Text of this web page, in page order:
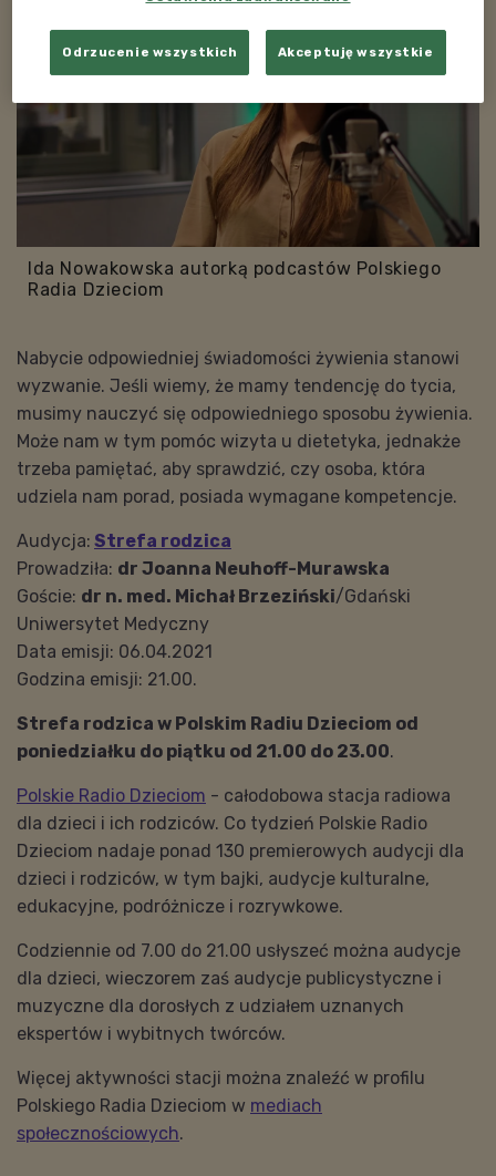
Ida Nowakowska autorką podcastów Polskiego
Radia Dzieciom
Nabycie odpowiedniej świadomości żywienia stanowi
wyzwanie. Jeśli wiemy, że mamy tendencję do tycia,
musimy nauczyć się odpowiedniego sposobu żywienia.
Może nam w tym pomóc wizyta u dietetyka, jednakże
trzeba pamiętać, aby sprawdzić, czy osoba, która
udziela nam porad, posiada wymagane kompetencje.
Audycja: Strefa rodzica
Prowadziła: dr Joanna Neuhoff-Murawska
Goście: dr n. med. Michał Brzeziński/Gdański
Uniwersytet Medyczny
Data emisji: 06.04.2021
Godzina emisji: 21.00.
Strefa rodzica w Polskim Radiu Dzieciom od
poniedziałku do piątku od 21.00 do 23.00.
Polskie Radio Dzieciom - całodobowa stacja radiowa
dla dzieci i ich rodziców. Co tydzień Polskie Radio
Dzieciom nadaje ponad 130 premierowych audycji dla
dzieci i rodziców, w tym bajki, audycje kulturalne,
edukacyjne, podróżnicze i rozrywkowe.
Codziennie od 7.00 do 21.00 usłyszeć można audycje
dla dzieci, wieczorem zaś audycje publicystyczne i
muzyczne dla dorosłych z udziałem uznanych
ekspertów i wybitnych twórców.
Więcej aktywności stacji można znaleźć w profilu
Polskiego Radia Dzieciom w mediach
społecznościowych.
Odrzucenie wszystkich Akceptuję wszystkie